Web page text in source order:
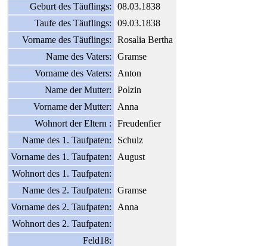
Geburt des Täuflings:
08.03.1838
Taufe des Täuflings:
09.03.1838
Vorname des Täuflings:
Rosalia Bertha
Name des Vaters:
Gramse
Vorname des Vaters:
Anton
Name der Mutter:
Polzin
Vorname der Mutter:
Anna
Wohnort der Eltern :
Freudenfier
Name des 1. Taufpaten:
Schulz
Vorname des 1. Taufpaten:
August
Wohnort des 1. Taufpaten:
Name des 2. Taufpaten:
Gramse
Vorname des 2. Taufpaten:
Anna
Wohnort des 2. Taufpaten:
Feld18: